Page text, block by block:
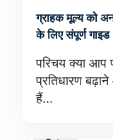
ग्राहक मूल्य को
के लिए संपूर्ण गाइड
परिचय क्या आप
प्रतिधारण
हैं...